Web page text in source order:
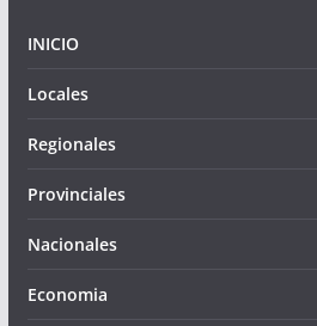
INICIO
Locales
Regionales
Provinciales
Nacionales
Economia